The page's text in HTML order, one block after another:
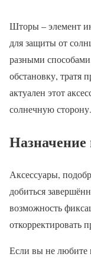
Шторы – элемент
для защиты от
разными
обстановку, тратя
актуален этот
солнечную сторону.
Назначение
Аксессуары,
добиться
возможность
откорректировать
Если вы не любите